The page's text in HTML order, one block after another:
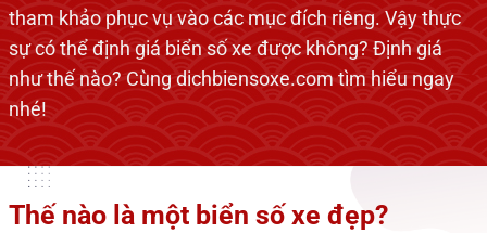
tham khảo phục vụ vào các mục đích riêng. Vậy thực
sự có thể định giá biển số xe được không? Định giá
như thế nào? Cùng dichbiensoxe.com tìm hiểu ngay
nhé!
Thế nào là một biển số xe đẹp?